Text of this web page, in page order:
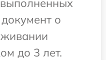
о
до 3 лет.